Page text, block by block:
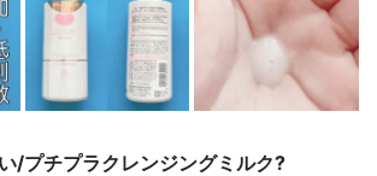
/プチプラクレンジングミルク?